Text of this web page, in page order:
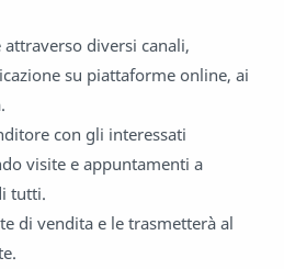
diversi canali,
su piattaforme online, ai
con gli interessati
visite e appuntamenti a
tutti.
di vendita e le trasmetterà al